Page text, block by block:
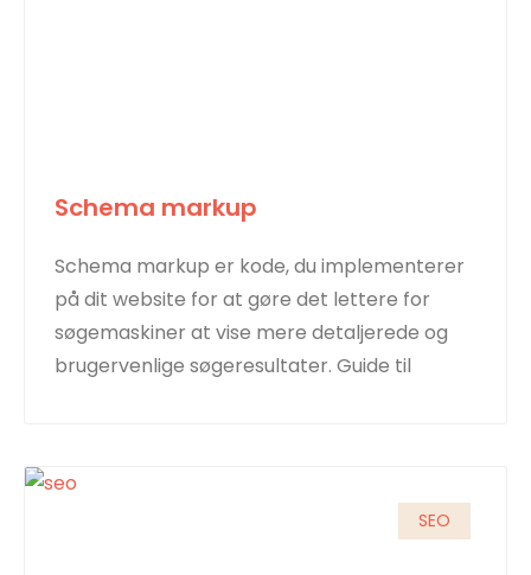
Schema markup
Schema markup er kode, du implementerer
på dit website for at gøre det lettere for
søgemaskiner at vise mere detaljerede og
brugervenlige søgeresultater. Guide til
SEO